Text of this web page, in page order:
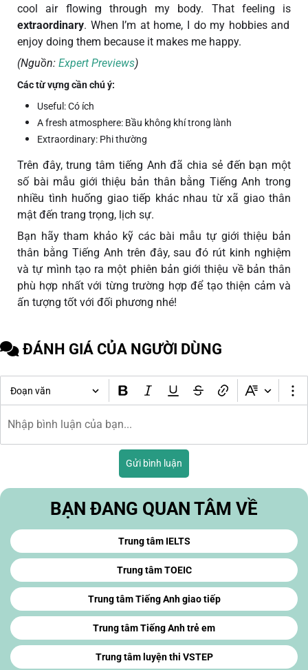
cool air flowing through my body. That feeling is
extraordinary. When I’m at home, I do my hobbies and
enjoy doing them because it makes me happy.
(Nguồn: Expert Previews)
Các từ vựng cần chú ý:
Useful: Có ích
A fresh atmosphere: Bầu không khí trong lành
Extraordinary: Phi thường
Trên đây, trung tâm tiếng Anh đã chia sẻ đến bạn một
số bài mẫu giới thiệu bản thân bằng Tiếng Anh trong
nhiều tình huống giao tiếp khác nhau từ xã giao thân
mật đến trang trọng, lịch sự.
Bạn hãy tham khảo kỹ các bài mẫu tự giới thiệu bản
thân bằng Tiếng Anh trên đây, sau đó rút kinh nghiệm
và tự mình tạo ra một phiên bản giới thiệu về bản thân
phù hợp nhất với từng trường hợp để tạo thiện cảm và
ấn tượng tốt với đối phương nhé!
ĐÁNH GIÁ CỦA NGƯỜI DÙNG
Đoạn văn
Gửi bình luận
BẠN ĐANG QUAN TÂM VỀ
Trung tâm IELTS
Trung tâm TOEIC
Trung tâm Tiếng Anh giao tiếp
Trung tâm Tiếng Anh trẻ em
Trung tâm luyện thi VSTEP